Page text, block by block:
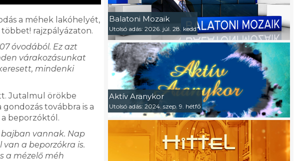
a méhek lakóhelyét,
rajzpályázaton.
óvodából. Ez azt
várakozásunkat
mindenki
Jutalmul örökbe
továbbra is a
beporzóktól.
vannak. Nap
a beporzókra is.
a mézelő méh
Balatoni Mozaik
Utolsó adás: 2026. júl. 28. kedd
Aktív Aranykor
Utolsó adás: 2024. szep. 9. hétfő